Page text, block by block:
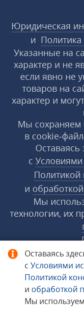
Оставаясь
с Условиями
Политикой
и обработкой
Мы
Юридическая
и
Указанные на
характер и не
если явно не
товаров на
характер и
Мы сохраняем
в
Оставаясь
с
Политикой
и
Мы
технологии, их
©